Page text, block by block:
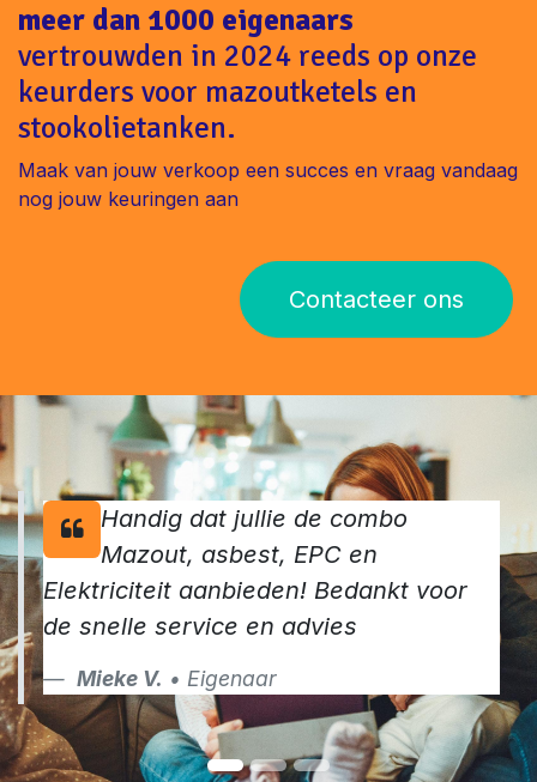
meer dan 1000 eigenaars
vertrouwden in 2024 reeds op onze
keurders voor mazoutketels en
stookolietanken.
Maak van jouw verkoop een succes en vraag vandaag
nog jouw keuringen aan
Contacteer ons
Handig dat jullie de combo
Mazout, asbest, EPC en
Elektriciteit aanbieden! Bedankt voor
de snelle service en advies
Mieke V. • Eigenaar